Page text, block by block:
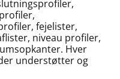
fejelister,
niveau profiler,
Hver
understøtter og